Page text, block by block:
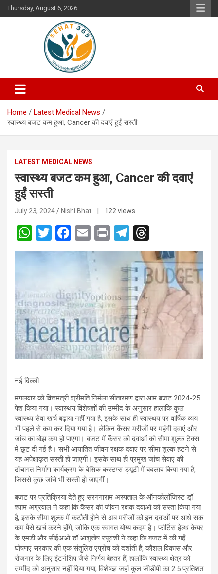
Skip
to
Thursday, August 6, 2026
Sehat365
Your's Complete Health Guide
Home
Latest Medical News
स्वास्थ्य बजट कम हुआ, Cancer की दवाएं हुईं सस्ती
LATEST MEDICAL NEWS
स्वास्थ्य बजट कम हुआ, Cancer की दवाएं
हुईं सस्ती
July 23, 2024 Nishi Bhat | 122 views
W
h
at
A
p
p
T
wi
F
a
ce
o
o
k
E
m
ail
Pr
in
T
el
e
gr
a
m
hr
e
a
s
नई दिल्ली
मंगलवार को वित्तमंत्री श्रीमति निर्मला सीतारमण द्वारा आम बजट 2024-25
पेश किया गया। स्वास्थय विशेषज्ञों की उम्मीद के अनुसार हालांकि कुल
स्वास्थ्य सेवा खर्च बढ़ाया नहीं गया है, इसके साथ ही स्वास्थय पर वार्षिक व्यय
भी पहले से कम कर दिया गया है। लेकिन कैंसर मरीजों पर महंगी दवाएं और
जांच का बोझ कम हो पाएगा। बजट में कैंसर की दवाओं को सीमा शुल्क टैक्स
में छूट दी गई है। सभी आयातित जीवन रक्षक दवाएं पर सीमा शुल्क हटने से
यह अपेक्षाकृत सस्ती हो जाएगीं। इसके साथ ही प्रमुख जांच सेवाएं की
ढांचागत निर्माण कार्यक्रम के बेसिक कस्टम्स ड्यूटी में बदलाव किया गया है,
जिससे कुछ जांचे भी सस्ती हो जाएगीं।
बजट पर प्रतिक्रिया देते हुए सरगंगाराम अस्पताल के ऑनकोलॉजिस्ट डॉ़
श्याम अग्रवाल ने कहा कि कैंसर की जीवन रक्षक दवाओं को सस्ता किया गया
है, इसके सीमा शुल्क में कटौती होने से अब मरीजों को इन दवाओं पर आधे सक
कम पैसे खर्च करने होंगे, जोकि एक स्वागत योग्य कदम है। फोर्टिस हेल्थ केयर
के एमडी और सीईअओ डॉ आशुतोष रघुवंशी ने कहा कि बजट में की गईं
घोषणएं सरकार की एक संतुलित एप्रोच को दर्शाती है, कौशल विकास और
रोजगार के लिए इंटर्नशिप जैसे निर्णय बेहतर हैं, हालांकि स्वास्थ्य क्षेत्र को
उम्मीद को अनुसार नहीं दिया गया, विशेषज्ञ जहां कुल जीडीपी का 2.5 प्रतिशत